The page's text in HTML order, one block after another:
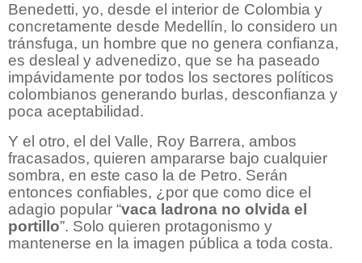
Benedetti, yo, desde el interior de Colombia y
concretamente desde Medellín, lo considero un
tránsfuga, un hombre que no genera confianza,
es desleal y advenedizo, que se ha paseado
impávidamente por todos los sectores políticos
colombianos generando burlas, desconfianza y
poca aceptabilidad.
Y el otro, el del Valle, Roy Barrera, ambos
fracasados, quieren ampararse bajo cualquier
sombra, en este caso la de Petro. Serán
entonces confiables, ¿por que como dice el
adagio popular “vaca ladrona no olvida el
portillo”. Solo quieren protagonismo y
mantenerse en la imagen pública a toda costa.